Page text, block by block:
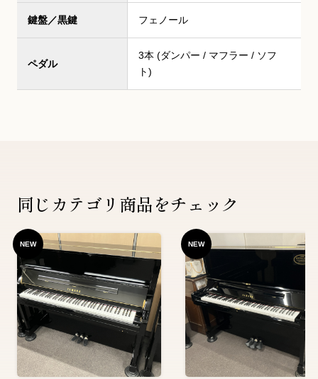
鍵盤／黒鍵 フェノール
ペダル
3本 (ダンパー / マフラー / ソフ
ト)
同じカテゴリ商品をチェック
NEW NEW